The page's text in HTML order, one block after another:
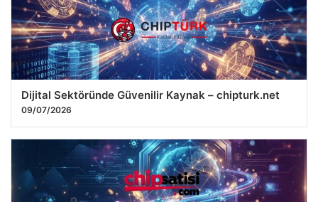
Dijital Sektöründe Güvenilir Kaynak – chipturk.net
09/07/2026